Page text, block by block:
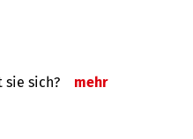
sie sich? mehr